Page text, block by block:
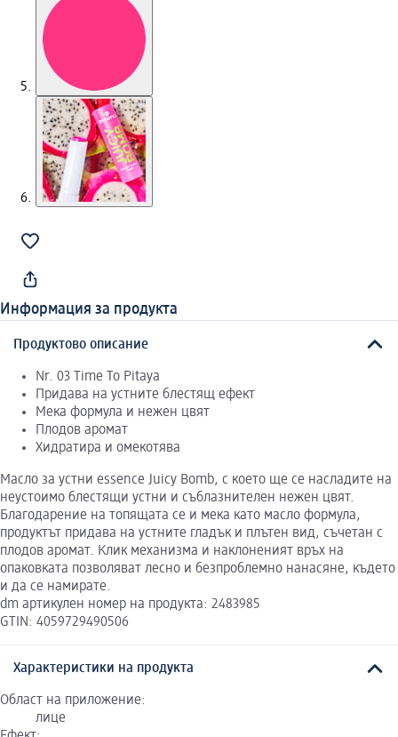
Информация за продукта
Продуктово описание
Nr. 03 Time To Pitaya
Придава на устните блестящ ефект
Мека формула и нежен цвят
Плодов аромат
Хидратира и омекотява
Масло за устни essence Juicy Bomb, с което ще се насладите на
неустоимо блестящи устни и съблазнителен нежен цвят.
Благодарение на топящата се и мека като масло формула,
продуктът придава на устните гладък и плътен вид, съчетан с
плодов аромат. Клик механизма и наклоненият връх на
опаковката позволяват лесно и безпроблемно нанасяне, където
и да се намирате.
dm артикулен номер на продукта: 2483985
GTIN: 4059729490506
Характеристики на продукта
Област на приложение:
лице